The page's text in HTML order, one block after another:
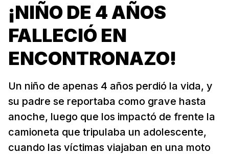
¡NIÑO DE 4 AÑOS
FALLECIÓ EN
ENCONTRONAZO!
Un niño de apenas 4 años perdió la vida, y
su padre se reportaba como grave hasta
anoche, luego que los impactó de frente la
camioneta que tripulaba un adolescente,
cuando las víctimas viajaban en una moto